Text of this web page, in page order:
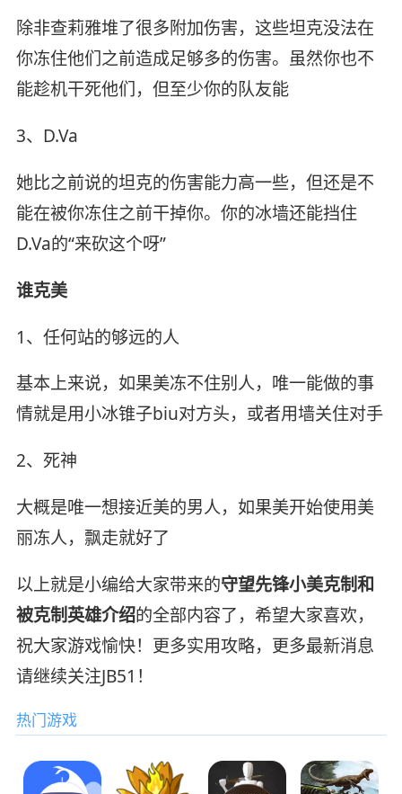
除非查莉雅堆了很多附加伤害，这些坦克没法在
你冻住他们之前造成足够多的伤害。虽然你也不
能趁机干死他们，但至少你的队友能
3、D.Va
她比之前说的坦克的伤害能力高一些，但还是不
能在被你冻住之前干掉你。你的冰墙还能挡住
D.Va的“来砍这个呀”
谁克美
1、任何站的够远的人
基本上来说，如果美冻不住别人，唯一能做的事
情就是用小冰锥子biu对方头，或者用墙关住对手
2、死神
大概是唯一想接近美的男人，如果美开始使用美
丽冻人，飘走就好了
以上就是小编给大家带来的守望先锋小美克制和
被克制英雄介绍的全部内容了，希望大家喜欢，
祝大家游戏愉快！更多实用攻略，更多最新消息
请继续关注JB51！
热门游戏